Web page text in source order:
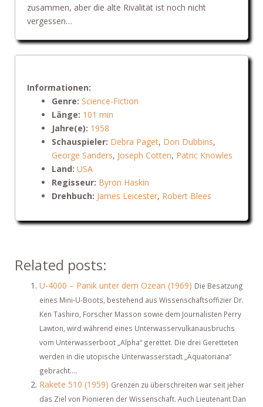
zusammen, aber die alte Rivalität ist noch nicht
vergessen…
Informationen:
Genre: Science-Fiction
Länge: 101 min
Jahre(e): 1958
Schauspieler: Debra Paget, Don Dubbins,
George Sanders, Joseph Cotten, Patric Knowles
Land: USA
Regisseur: Byron Haskin
Drehbuch: James Leicester, Robert Blees
Related posts:
U-4000 – Panik unter dem Ozean (1969) Die Besatzung
eines Mini-U-Boots, bestehend aus Wissenschaftsoffizier Dr.
Ken Tashiro, Forscher Masson sowie dem Journalisten Perry
Lawton, wird während eines Unterwasservulkanausbruchs
vom Unterwasserboot „Alpha“ gerettet. Die drei Geretteten
werden in die utopische Unterwasserstadt „Äquatoriana“
gebracht....
Rakete 510 (1959) Grenzen zu überschreiten war seit jeher
das Ziel von Pionieren der Wissenschaft. Auch Lieutenant Dan